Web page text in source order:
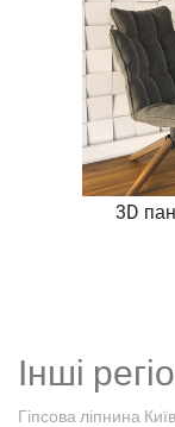
3D
Інші
Гіпсова ліпнина Київ